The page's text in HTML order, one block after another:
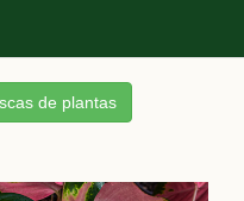
de plantas